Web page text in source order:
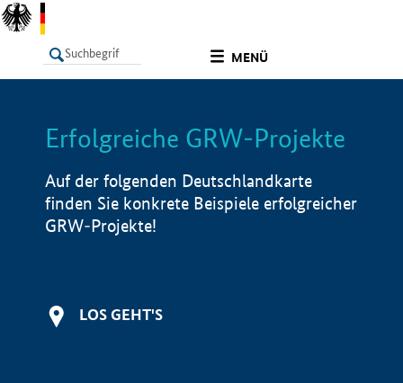
MENÜ
LISTE Info
Erfolgreiche GRW-Projekte
Auf der folgenden Deutschlandkarte
finden Sie konkrete Beispiele erfolgreicher
GRW-Projekte!
LOS GEHT'S